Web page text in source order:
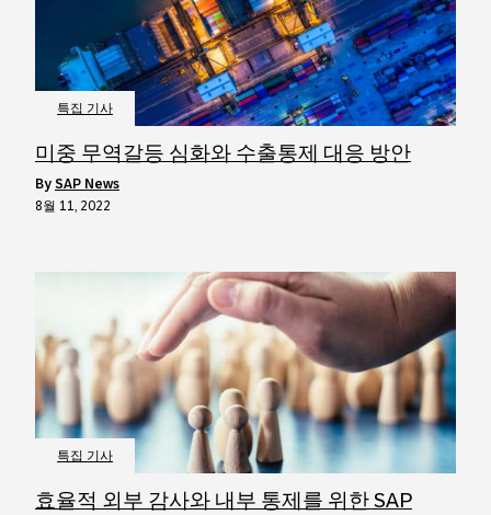
특집 기사
미중 무역갈등 심화와 수출통제 대응 방안
by SAP News
8월 11, 2022
특집 기사
효율적 외부 감사와 내부 통제를 위한 SAP